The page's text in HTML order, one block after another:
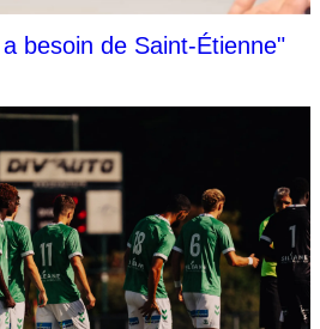
besoin de Saint-Étienne"